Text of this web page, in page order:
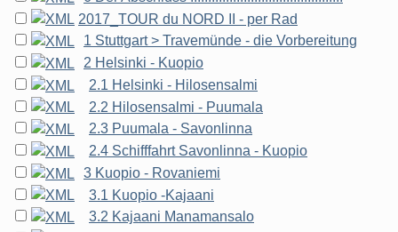
2017_TOUR du NORD II - per Rad
1 Stuttgart > Travemünde - die Vorbereitung
2 Helsinki - Kuopio
2.1 Helsinki - Hilosensalmi
2.2 Hilosensalmi - Puumala
2.3 Puumala - Savonlinna
2.4 Schifffahrt Savonlinna - Kuopio
3 Kuopio - Rovaniemi
3.1 Kuopio -Kajaani
3.2 Kajaani Manamansalo